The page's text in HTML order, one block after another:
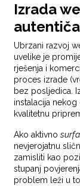
Izrada
Ubrzani razvoj
uvelike je
rješenja i
proces izrade
bez posljedica.
instalacija
kvalitetnu
Ako aktivno
nevjerojatnu
zamisliti kao
stupanj
problem leži u